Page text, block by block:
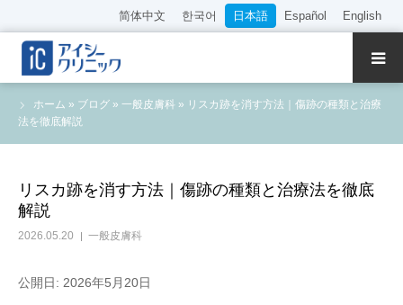
简体中文 한국어 日本語 Español English
ホーム » ブログ » 一般皮膚科 » リスカ跡を消す方法｜傷跡の種類と治療
法を徹底解説
リスカ跡を消す方法｜傷跡の種類と治療法を徹底
解説
2026.05.20 一般皮膚科
公開日: 2026年5月20日
クリニック紹介
診療内容
WEB予約
料金表